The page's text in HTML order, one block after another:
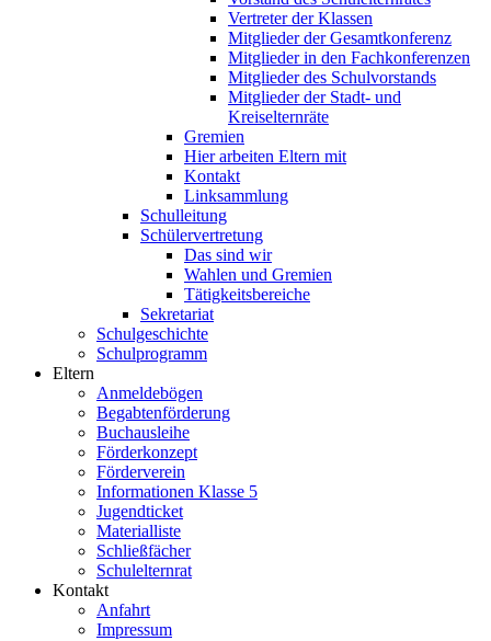
Vertreter der Klassen
Mitglieder der Gesamtkonferenz
Mitglieder in den Fachkonferenzen
Mitglieder des Schulvorstands
Mitglieder der Stadt- und
Kreiselternräte
Gremien
Hier arbeiten Eltern mit
Kontakt
Linksammlung
Schulleitung
Schülervertretung
Das sind wir
Wahlen und Gremien
Tätigkeitsbereiche
Sekretariat
Schulgeschichte
Schulprogramm
Eltern
Anmeldebögen
Begabtenförderung
Buchausleihe
Förderkonzept
Förderverein
Informationen Klasse 5
Jugendticket
Materialliste
Schließfächer
Schulelternrat
Kontakt
Anfahrt
Impressum